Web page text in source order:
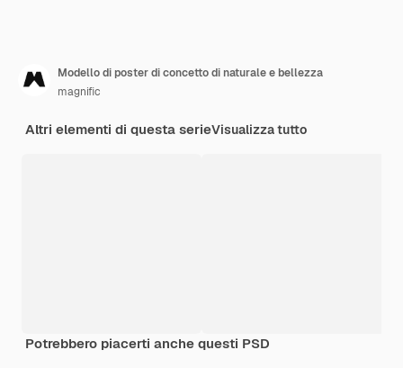
Modello di poster di concetto di naturale e bellezza
magnific
Altri elementi di questa serieVisualizza tutto
Potrebbero piacerti anche questi PSD